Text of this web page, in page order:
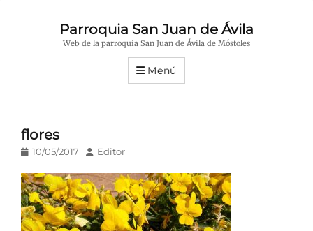
Parroquia San Juan de Ávila
Web de la parroquia San Juan de Ávila de Móstoles
Menú
flores
Publicado
10/05/2017 AutorEditor